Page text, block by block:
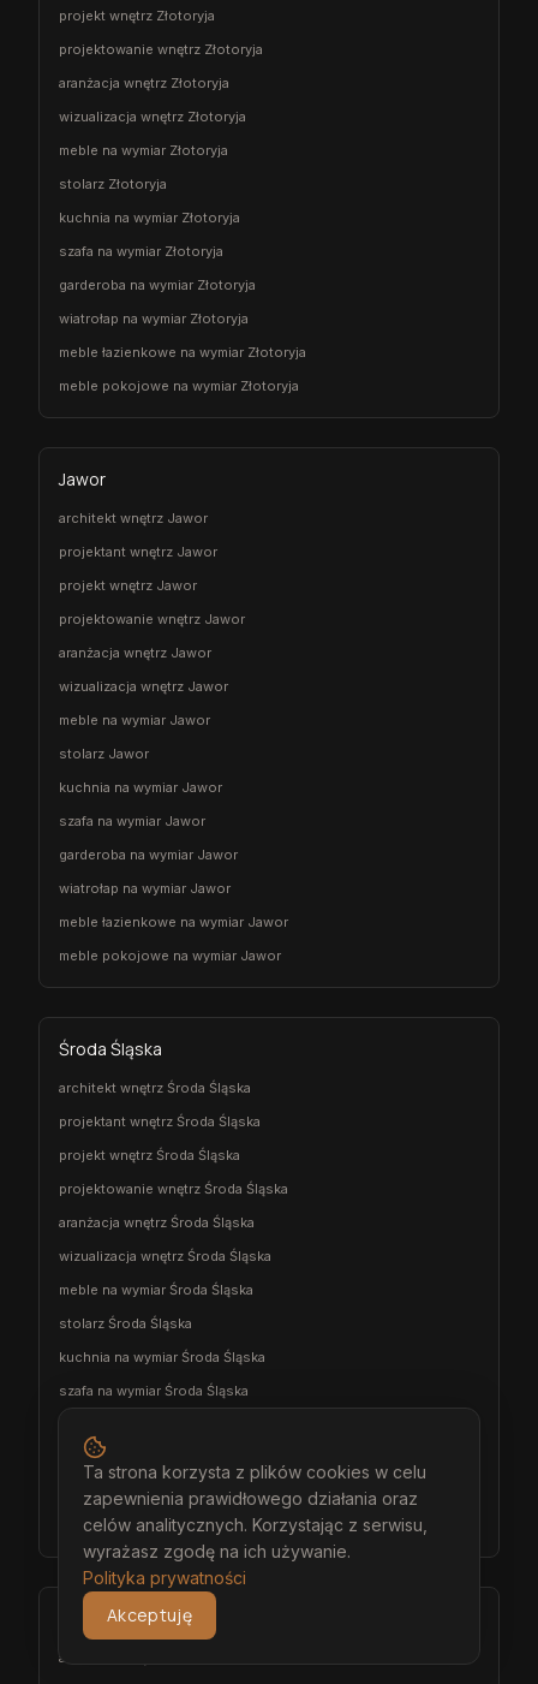
projekt wnętrz Złotoryja
projektowanie wnętrz Złotoryja
aranżacja wnętrz Złotoryja
wizualizacja wnętrz Złotoryja
meble na wymiar Złotoryja
stolarz Złotoryja
kuchnia na wymiar Złotoryja
szafa na wymiar Złotoryja
garderoba na wymiar Złotoryja
wiatrołap na wymiar Złotoryja
meble łazienkowe na wymiar Złotoryja
meble pokojowe na wymiar Złotoryja
Jawor
architekt wnętrz Jawor
projektant wnętrz Jawor
projekt wnętrz Jawor
projektowanie wnętrz Jawor
aranżacja wnętrz Jawor
wizualizacja wnętrz Jawor
meble na wymiar Jawor
stolarz Jawor
kuchnia na wymiar Jawor
szafa na wymiar Jawor
garderoba na wymiar Jawor
wiatrołap na wymiar Jawor
meble łazienkowe na wymiar Jawor
meble pokojowe na wymiar Jawor
Środa Śląska
architekt wnętrz Środa Śląska
projektant wnętrz Środa Śląska
projekt wnętrz Środa Śląska
projektowanie wnętrz Środa Śląska
aranżacja wnętrz Środa Śląska
wizualizacja wnętrz Środa Śląska
meble na wymiar Środa Śląska
stolarz Środa Śląska
kuchnia na wymiar Środa Śląska
szafa na wymiar Środa Śląska
wiatrołap na wymiar Środa Śląska
meble łazienkowe na wymiar Środa Śląska
meble pokojowe na wymiar Środa Śląska
Bolesławiec
architekt wnętrz Bolesławiec
Ta strona korzysta z plików cookies w celu
zapewnienia prawidłowego działania oraz
celów analitycznych. Korzystając z serwisu,
wyrażasz zgodę na ich używanie.
Polityka prywatności
Akceptuję